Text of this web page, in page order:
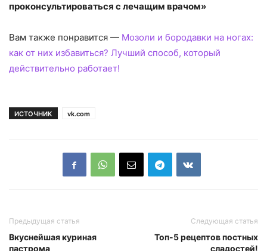
проконсультироваться с лечащим врачом»
Вам также понравится — Мозоли и бородавки на ногах:
как от них избавиться? Лучший способ, который
действительно работает!
ИСТОЧНИК vk.com
Предыдущая статья
Вкуснейшая куриная
пастрома
Следующая статья
Топ-5 рецептов постных
сладостей!